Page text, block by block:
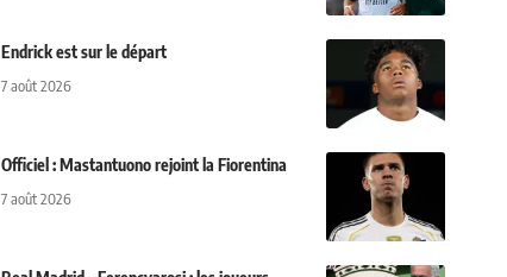
Endrick est sur le départ
7 août 2026
Officiel : Mastantuono rejoint la Fiorentina
7 août 2026